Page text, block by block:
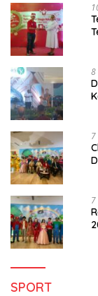
8
SPORT